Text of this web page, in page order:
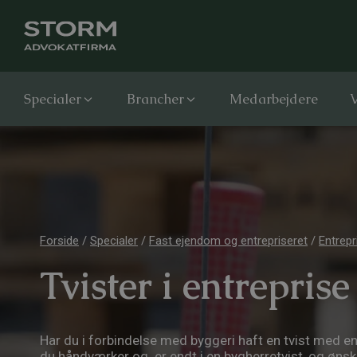
Specialer Brancher Medarbejdere
Forside / Specialer / Fast ejendom og entrepriseret /
Tvister i entreprise
Har du i forbindelse med byggeri haft en tvist med